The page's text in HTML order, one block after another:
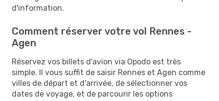
d'information.
Comment réserver votre vol Rennes -
Agen
Réservez vos billets d'avion via Opodo est très
simple. Il vous suffit de saisir Rennes et Agen comme
villes de départ et d'arrivée, de sélectionner vos
dates de voyage, et de parcourir les options